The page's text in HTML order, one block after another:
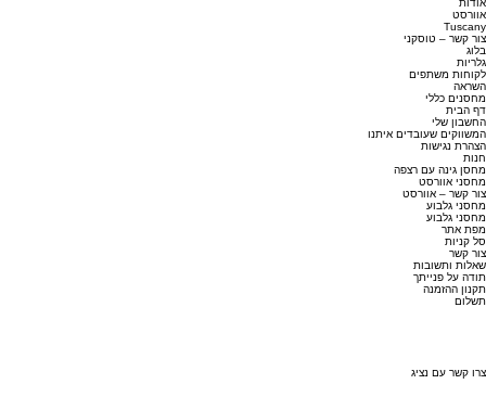
אודות
אוורסט
Tuscany
צור קשר – טוסקני
בלוג
גלריות
לקוחות משתפים
השראה
מחסנים כללי
דף הבית
החשבון שלי
המשווקים שעובדים איתנו
הצהרת נגישות
חנות
מחסן גינה עם רצפה
מחסני אוורסט
צור קשר – אוורסט
מחסני גלבוע
מחסני גלבוע
מפת אתר
סל קניות
צור קשר
שאלות ותשובות
תודה על פנייתך
תקנון ההזמנה
תשלום
צרו קשר עם נציג